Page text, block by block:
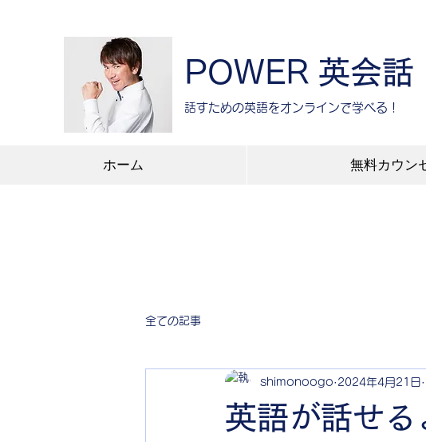
POWER 英会話
​話すための英語をオンラインで学べる！
ホーム 無料カウン
全ての記事
英語が話せ
shimonoogo 2024年4月21日